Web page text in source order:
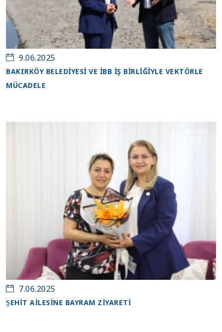
9.06.2025
BAKIRKÖY BELEDİYESİ VE İBB İŞ BİRLİĞİYLE VEKTÖRLE
MÜCADELE
Haziran
7.06.2025
ŞEHİT AİLESİNE BAYRAM ZİYARETİ